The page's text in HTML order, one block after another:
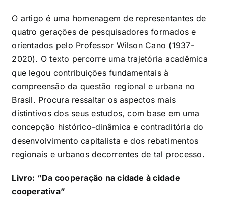
O artigo é uma homenagem de representantes de
quatro gerações de pesquisadores formados e
orientados pelo Professor Wilson Cano (1937-
2020). O texto percorre uma trajetória acadêmica
que legou contribuições fundamentais à
compreensão da questão regional e urbana no
Brasil. Procura ressaltar os aspectos mais
distintivos dos seus estudos, com base em uma
concepção histórico-dinâmica e contraditória do
desenvolvimento capitalista e dos rebatimentos
regionais e urbanos decorrentes de tal processo.
Livro: “Da cooperação na cidade à cidade
cooperativa”